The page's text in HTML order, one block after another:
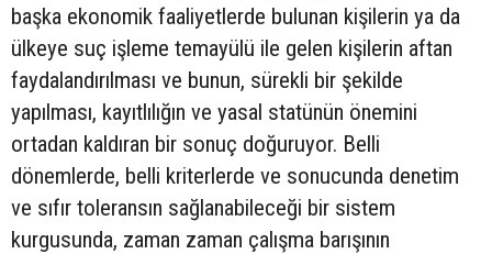
başka ekonomik faaliyetlerde bulunan kişilerin ya da
ülkeye suç işleme temayülü ile gelen kişilerin aftan
faydalandırılması ve bunun, sürekli bir şekilde
yapılması, kayıtlılığın ve yasal statünün önemini
ortadan kaldıran bir sonuç doğuruyor. Belli
dönemlerde, belli kriterlerde ve sonucunda denetim
ve sıfır toleransın sağlanabileceği bir sistem
kurgusunda, zaman zaman çalışma barışının